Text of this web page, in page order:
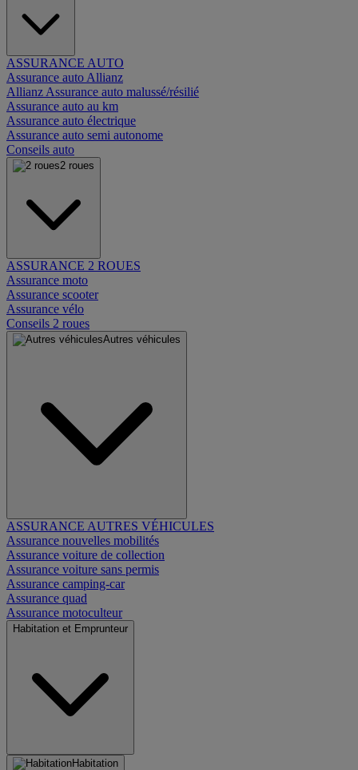
ASSURANCE AUTO
Assurance auto Allianz
Allianz Assurance auto malussé/résilié
Assurance auto au km
Assurance auto électrique
Assurance auto semi autonome
Conseils auto
2 roues
ASSURANCE 2 ROUES
Assurance moto
Assurance scooter
Assurance vélo
Conseils 2 roues
Autres véhicules
ASSURANCE AUTRES VÉHICULES
Assurance nouvelles mobilités
Assurance voiture de collection
Assurance voiture sans permis
Assurance camping-car
Assurance quad
Assurance motoculteur
Habitation et Emprunteur
Habitation